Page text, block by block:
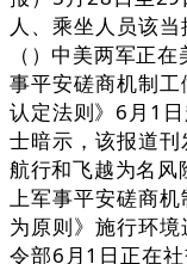
人、乘坐人员该
（）中美两军正
事平安磋商机制
认定法则》6月1
士暗示，该报道
航行和飞越为名
上军事平安磋商
为原则》施行环
令部6月1日正在